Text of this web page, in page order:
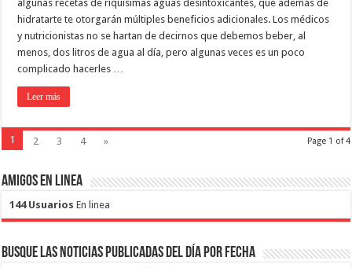
algunas recetas de riquísimas aguas desintoxicantes, que además de
hidratarte te otorgarán múltiples beneficios adicionales. Los médicos
y nutricionistas no se hartan de decirnos que debemos beber, al
menos, dos litros de agua al día, pero algunas veces es un poco
complicado hacerles …
Leer más
Page 1 of 4
1 2 3 4 »
Amigos en Linea
144 Usuarios En linea
Busque las noticias publicadas del día por fecha